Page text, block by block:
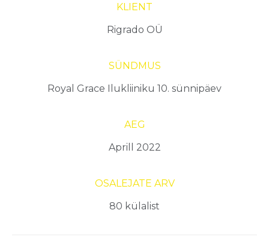
KLIENT
Rigrado OÜ
SÜNDMUS
Royal Grace Ilukliiniku 10. sünnipäev
AEG
Aprill 2022
OSALEJATE ARV
80 külalist